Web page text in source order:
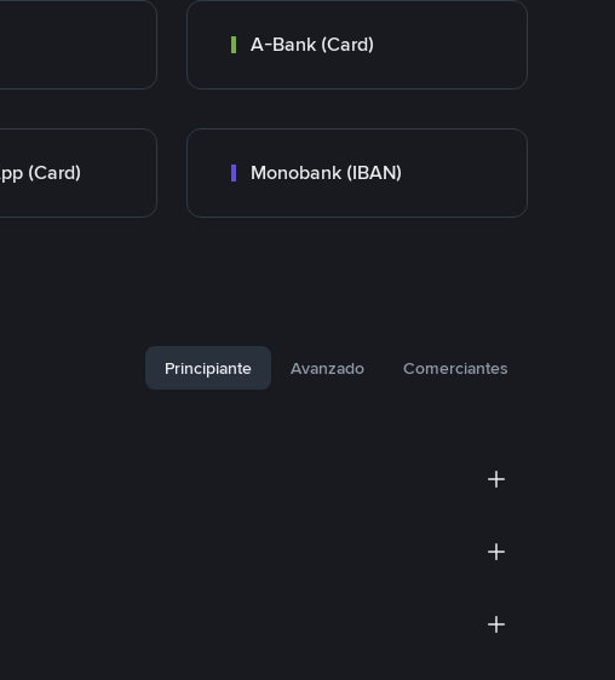
A-Bank (Card)
(Card) Monobank (IBAN)
Principiante Avanzado Comerciantes